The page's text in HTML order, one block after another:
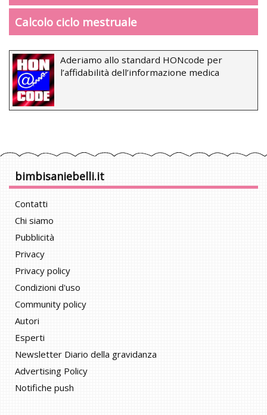
Calcolo ciclo mestruale
Aderiamo allo standard HONcode per
l’affidabilità dell’informazione medica
bimbisaniebelli.it
Contatti
Chi siamo
Pubblicità
Privacy
Privacy policy
Condizioni d'uso
Community policy
Autori
Esperti
Newsletter Diario della gravidanza
Advertising Policy
Notifiche push